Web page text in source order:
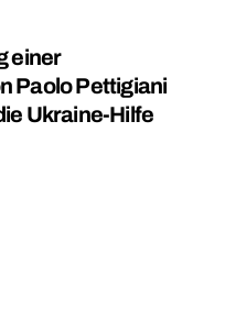
einer
Paolo Pettigiani
Ukraine-Hilfe